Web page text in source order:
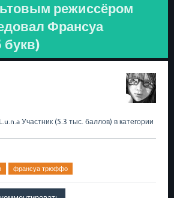
режиссёром
Франсуа
L.u.n.a Участник (5.3 тыс. баллов) в категории
франсуа трюффо